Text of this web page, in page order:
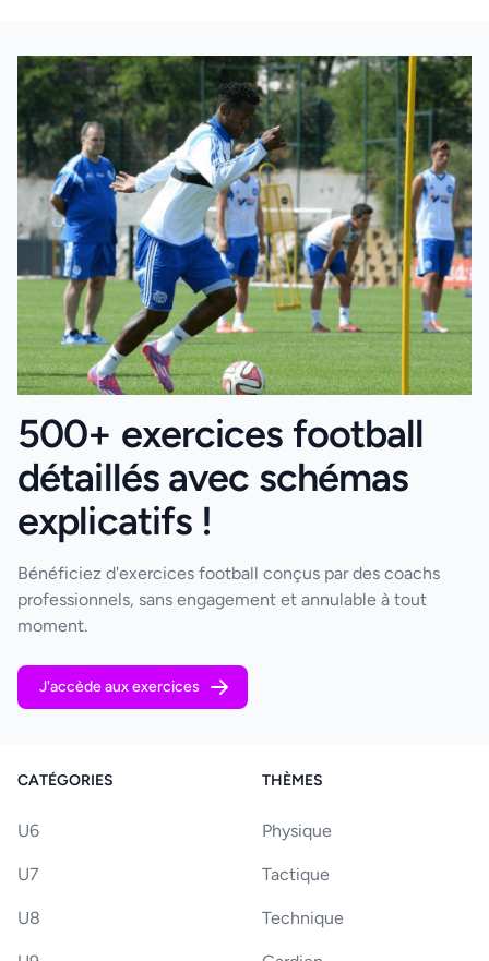
500+ exercices football
détaillés avec schémas
explicatifs !
Bénéficiez d'exercices football conçus par des coachs
professionnels, sans engagement et annulable à tout
moment.
J'accède aux exercices
CATÉGORIES
U6
U7
U8
THÈMES
Physique
Tactique
Technique